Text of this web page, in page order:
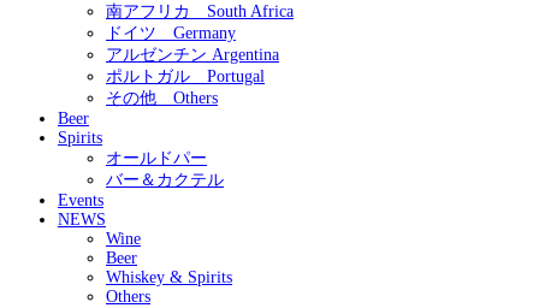
南アフリカ South Africa
ドイツ Germany
アルゼンチン Argentina
ポルトガル Portugal
その他 Others
Beer
Spirits
オールドパー
バー＆カクテル
Events
NEWS
Wine
Beer
Whiskey & Spirits
Others